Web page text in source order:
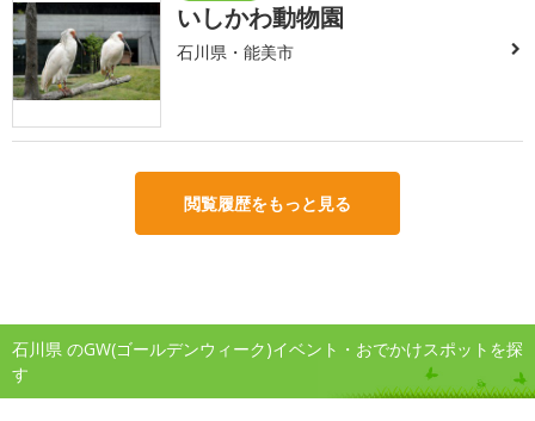
いしかわ動物園
石川県・能美市
閲覧履歴をもっと見る
石川県 のGW(ゴールデンウィーク)イベント・おでかけスポットを探
す